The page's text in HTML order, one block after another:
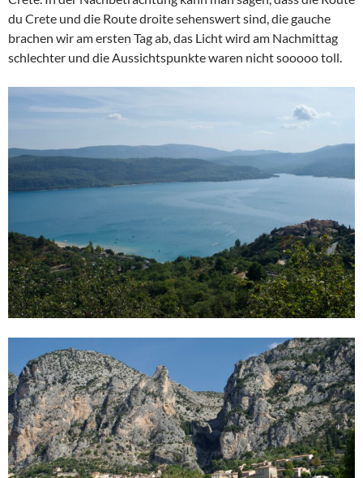
du Crete und die Route droite sehenswert sind, die gauche
brachen wir am ersten Tag ab, das Licht wird am Nachmittag
schlechter und die Aussichtspunkte waren nicht sooooo toll.